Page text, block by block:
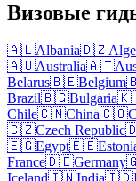
Визовые
🇦🇱Albania🇩🇿
🇦🇺Australia🇦🇹
Belarus🇧🇪Belgium
Brazil🇧🇬Bulgaria
Chile🇨🇳China🇨🇴
🇨🇿Czech Republic
🇪🇬Egypt🇪🇪
France🇩🇪Germany